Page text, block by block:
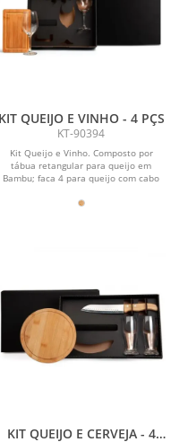
KIT QUEIJO E VINHO - 4 PÇS
KT-90394
Kit Queijo e Vinho. Composto por
tábua retangular para queijo em
Bambu; faca 4 para queijo com cabo
KIT QUEIJO E CERVEJA - 4